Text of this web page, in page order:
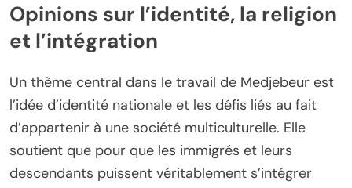
Opinions sur l’identité, la religion
et l’intégration
Un thème central dans le travail de Medjebeur est
l’idée d’identité nationale et les défis liés au fait
d’appartenir à une société multiculturelle. Elle
soutient que pour que les immigrés et leurs
descendants puissent véritablement s’intégrer